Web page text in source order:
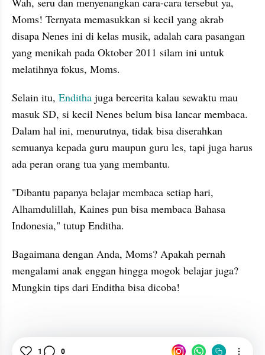
Moms! Ternyata memasukkan si kecil yang akrab
disapa Nenes ini di kelas musik, adalah cara pasangan
yang menikah pada Oktober 2011 silam ini untuk
melatihnya fokus, Moms.
Selain itu, Enditha juga bercerita kalau sewaktu mau
masuk SD, si kecil Nenes belum bisa lancar membaca.
Dalam hal ini, menurutnya, tidak bisa diserahkan
semuanya kepada guru maupun guru les, tapi juga harus
ada peran orang tua yang membantu.
"Dibantu papanya belajar membaca setiap hari,
Alhamdulillah, Kaines pun bisa membaca Bahasa
Indonesia," tutup Enditha.
Bagaimana dengan Anda, Moms? Apakah pernah
mengalami anak enggan hingga mogok belajar juga?
Mungkin tips dari Enditha bisa dicoba!
MOMS Parenting
1 0